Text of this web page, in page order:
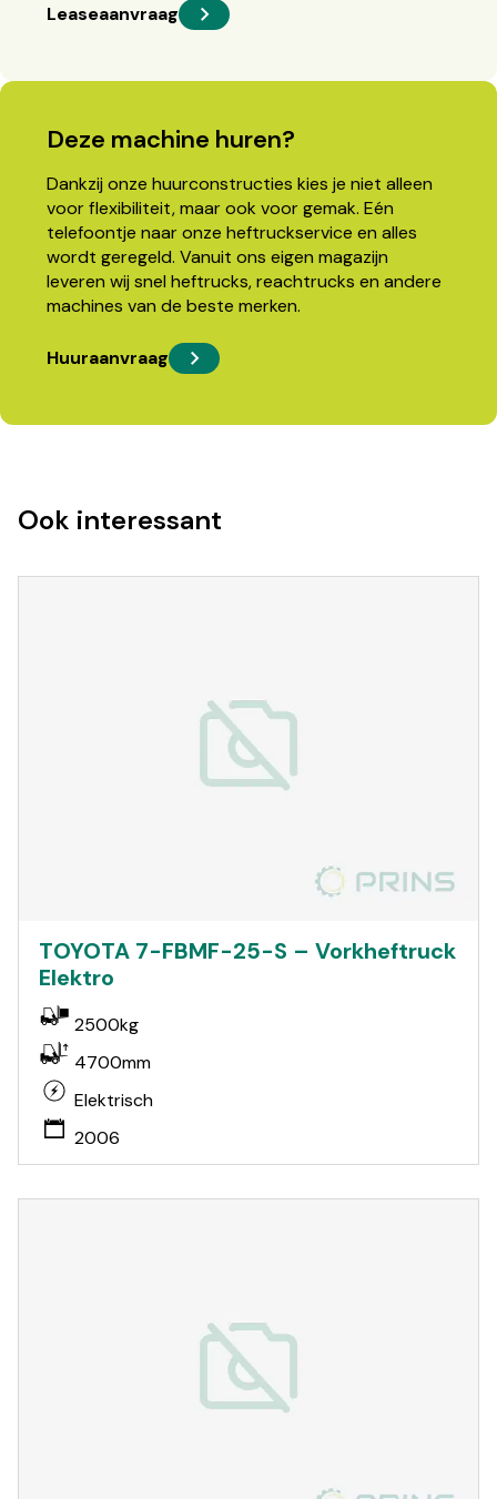
Leaseaanvraag
Deze machine huren?
Dankzij onze huurconstructies kies je niet alleen
voor flexibiliteit, maar ook voor gemak. Eén
telefoontje naar onze heftruckservice en alles
wordt geregeld. Vanuit ons eigen magazijn
leveren wij snel heftrucks, reachtrucks en andere
machines van de beste merken.
Huuraanvraag
Ook interessant
TOYOTA 7-FBMF-25-S – Vorkheftruck
Elektro
2500kg
4700mm
Elektrisch
2006